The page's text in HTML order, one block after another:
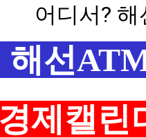
어디서?
해선
제캘린